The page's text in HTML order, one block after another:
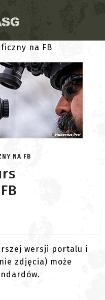
NA FB
wersji portalu i
zdjęcia) może